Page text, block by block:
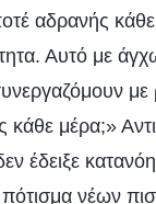
αδρανής
Αυτό με
κάθε μέρα;»
έδειξε
νέων